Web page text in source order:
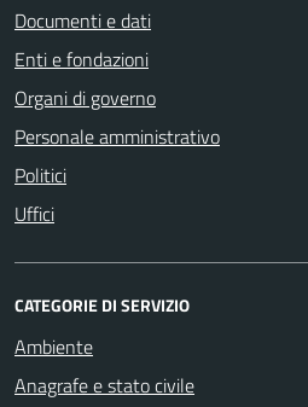
Documenti e dati
Enti e fondazioni
Organi di governo
Personale amministrativo
Politici
Uffici
CATEGORIE DI SERVIZIO
Ambiente
Anagrafe e stato civile